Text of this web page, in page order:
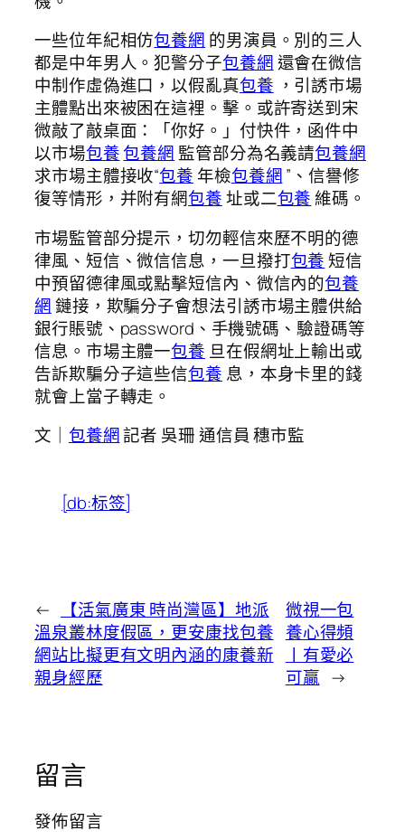
一些位年紀相仿包養網 的男演員。別的三人
都是中年男人。犯警分子包養網還會在微信
中制作虛偽進口，以假亂真包養 ，引誘市場
主體點出來被困在這裡。擊。或許寄送到宋
微敲了敲桌面：「你好。」付快件，函件中
以市場包養包養網監管部分為名義請包養網
求市場主體接收“包養年檢包養網”、信譽修
復等情形，并附有網包養址或二包養維碼。
市場監管部分提示，切勿輕信來歷不明的德
律風、短信、微信信息，一旦撥打包養短信
中預留德律風或點擊短信內、微信內的包養
網鏈接，欺騙分子會想法引誘市場主體供給
銀行賬號、password、手機號碼、驗證碼等
信息。市場主體一包養 旦在假網址上輸出或
告訴欺騙分子這些信包養 息，本身卡里的錢
就會上當子轉走。
文｜ 包養網記者 吳珊 通信員 穗市監
[db:标签]
←
【活氣廣東 時尚灣區】地派
溫泉叢林度假區，更安康找包養
網站比擬更有文明內涵的康養新
親身經歷
微視一包
養心得頻
丨有愛必
可贏 →
留言
發佈留言